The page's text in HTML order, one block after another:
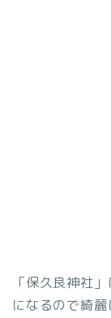
「保久良神社
になるので綺